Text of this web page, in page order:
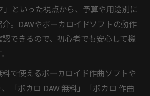
」といった視点から、予算や用途別に
。DAWやボーカロイドソフトの動作
できるので、初心者でも安心して機
で使えるボーカロイド作曲ソフトや
「ボカロ DAW 無料」「ボカロ 作曲